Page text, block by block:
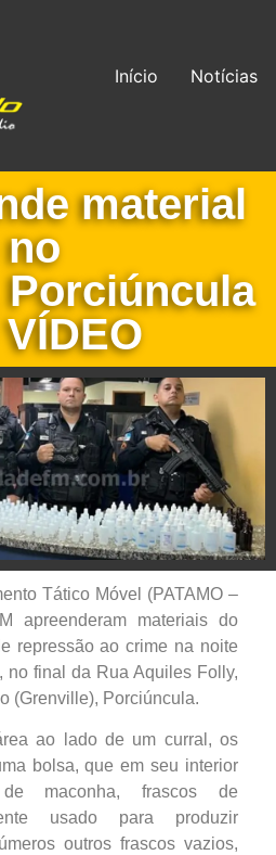
Início Notícias
material
Tático Móvel (PATAMO –
apreenderam materiais do
repressão ao crime na noite
no final da Rua Aquiles Folly,
(Grenville), Porciúncula.
ao lado de um curral, os
bolsa, que em seu interior
maconha, frascos de
usado para produzir
outros frascos vazios,